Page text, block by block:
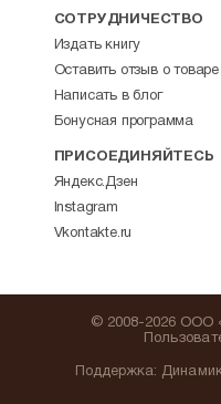
СОТРУДНИЧЕСТВО
Издать книгу
Оставить отзыв о товаре
Написать в блог
Бонусная программа
ПРИСОЕДИНЯЙТЕСЬ
Яндекс.Дзен
Instagram
Vkontakte.ru
Поддержка:
© 2008-2026 ООО